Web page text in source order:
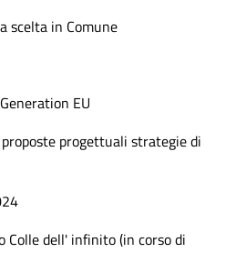
scelta in Comune
EU
progettuali strategie di
Colle dell' infinito (in corso di